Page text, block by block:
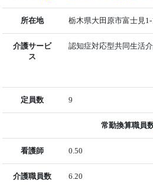
所在地 栃木県大田原市富士見1-
介護サービ
ス
認知症対応型共同生活
定員数 9
常勤換算職員
看護師 0.50
介護職員数 6.20